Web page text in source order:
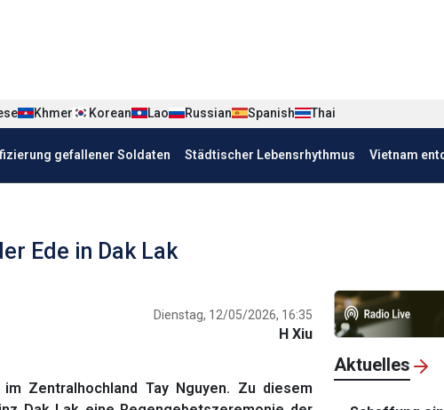
Khmer Korean Lao Russian Spanish Thai
gefallener Soldaten Städtischer Lebensrhythmus Vietnam
Ede in Dak Lak
Dienstag, 12/05/2026, 16:35
H Xiu
Zentralhochland Tay Nguyen. Zu diesem
Aktuelles